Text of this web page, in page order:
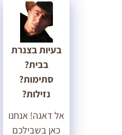
בעיות בצנרת
בבית?
סתימות?
נזילות?
אל דאגה! אנחנו
כאן בשבילכם